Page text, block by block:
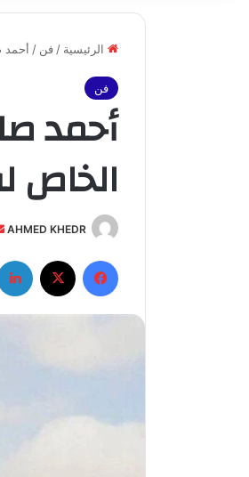
الرئيسية / فن /
فن
أحمد
الخاص
AHMED KHEDR
فيسبوك